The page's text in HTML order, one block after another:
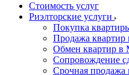
Стоимость услуг
Риэлторские услуги
Покупка
Продажа
Обмен квартир в
Сопровождение
Срочная продажа